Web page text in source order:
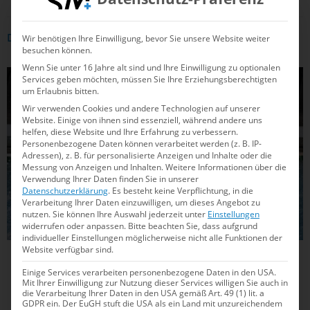
DAS KÖNNTE DICH AUCH INTERRESSIEREN
WASSERBALL
26.10.2025 17:20
Wasserball-Bundesliga: Top-Teams weiter
mit großem Torhunger
Wir benötigen Ihre Einwilligung, bevor Sie unsere Website weiter
besuchen können.
Wenn Sie unter 16 Jahre alt sind und Ihre Einwilligung zu optionalen
Services geben möchten, müssen Sie Ihre Erziehungsberechtigten
um Erlaubnis bitten.
Wir verwenden Cookies und andere Technologien auf unserer
Website. Einige von ihnen sind essenziell, während andere uns
helfen, diese Website und Ihre Erfahrung zu verbessern.
Personenbezogene Daten können verarbeitet werden (z. B. IP-
Adressen), z. B. für personalisierte Anzeigen und Inhalte oder die
Messung von Anzeigen und Inhalten.Weitere Informationen über die
Verwendung Ihrer Daten finden Sie in unserer
Datenschutzerklärung. Es besteht keine Verpflichtung, in die
Verarbeitung Ihrer Daten einzuwilligen, um dieses Angebot zu
nutzen.Sie können Ihre Auswahl jederzeit unter Einstellungen
widerrufen oder anpassen. Bitte beachten Sie, dass aufgrund
individueller Einstellungen möglicherweise nicht alle Funktionen der
Website verfügbar sind.
Einige Services verarbeiten personenbezogene Daten in den USA.
Mit Ihrer Einwilligung zur Nutzung dieser Services willigen Sie auch in
die Verarbeitung Ihrer Daten in den USA gemäß Art. 49 (1) lit. a
GDPR ein. Der EuGH stuft die USA als ein Land mit unzureichendem